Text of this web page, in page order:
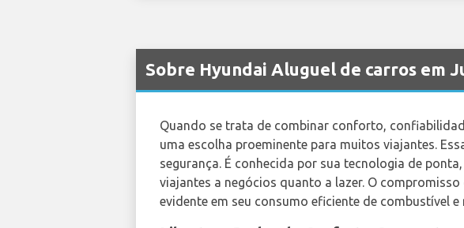
Sobre Hyundai Aluguel de carros em
Quando se trata de combinar conforto,
uma escolha proeminente para muitos viajantes.
segurança. É conhecida por sua tecnologia de
viajantes a negócios quanto a lazer. O
evidente em seu consumo eficiente de combustível e